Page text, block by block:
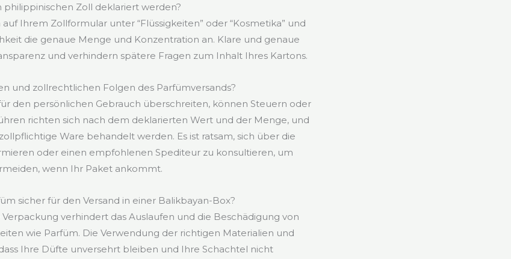
Zoll deklariert werden?
Ihrem Zollformular unter “Flüssigkeiten” oder “Kosmetika” und
die genaue Menge und Konzentration an. Klare und genaue
und verhindern spätere Fragen zum Inhalt Ihres Kartons.
und zollrechtlichen Folgen des Parfümversands?
den persönlichen Gebrauch überschreiten, können Steuern oder
richten sich nach dem deklarierten Wert und der Menge, und
Ware behandelt werden. Es ist ratsam, sich über die
oder einen empfohlenen Spediteur zu konsultieren, um
wenn Ihr Paket ankommt.
sicher für den Versand in einer Balikbayan-Box?
verhindert das Auslaufen und die Beschädigung von
wie Parfüm. Die Verwendung der richtigen Materialien und
Ihre Düfte unversehrt bleiben und Ihre Schachtel nicht